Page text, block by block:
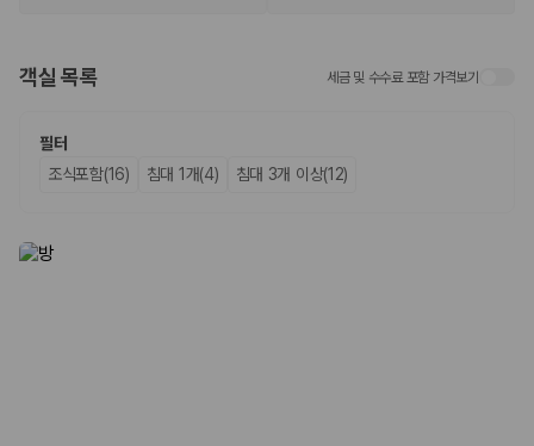
업체별 가격비교:
제주 렌트카 업체별 실시간 예약 가능 차량과 요금
차종별 최저가 비교:
인원에 맞는 차종별 가격을 비교합니다.
보험 조건 비교:일반자차, 완전자차, 슈퍼자차의 면책금과 보상 한
확인합니다.
실시간 예약:
객실 목록 세금 및 수수료 포함 가격보기
필터
조식포함(16)
침대 1개(4) 침대 3개 이상(12)